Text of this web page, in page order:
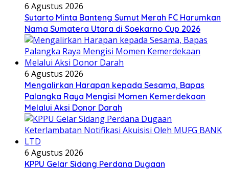
6 Agustus 2026
Sutarto Minta Banteng Sumut Merah FC Harumkan
Nama Sumatera Utara di Soekarno Cup 2026
6 Agustus 2026
Mengalirkan Harapan kepada Sesama, Bapas
Palangka Raya Mengisi Momen Kemerdekaan
Melalui Aksi Donor Darah
6 Agustus 2026
KPPU Gelar Sidang Perdana Dugaan